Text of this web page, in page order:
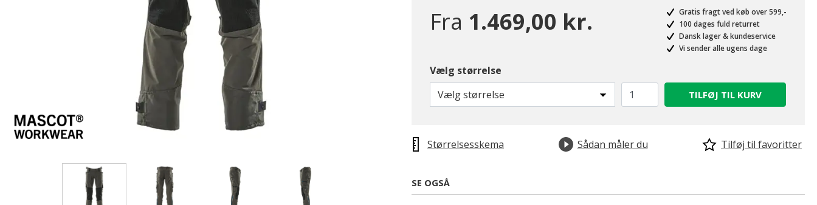
Fra 1.469,00 kr.
Gratis fragt ved køb over 599,-
100 dages fuld returret
Dansk lager & kundeservice
Vi sender alle ugens dage
Vælg størrelse
Vælg størrelse
TILFØJ TIL KURV
Størrelsesskema Sådan måler du Tilføj til favoritter
SE OGSÅ